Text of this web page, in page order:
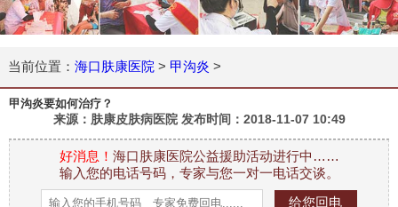
当前位置： 海口肤康医院 > 甲沟炎 >
甲沟炎要如何治疗？
来源：肤康皮肤病医院 发布时间： 2018-11-07 10:49
好消息！ 海口肤康医院公益援助活动进行中……
输入您的电话号码，专家与您一对一电话交谈。